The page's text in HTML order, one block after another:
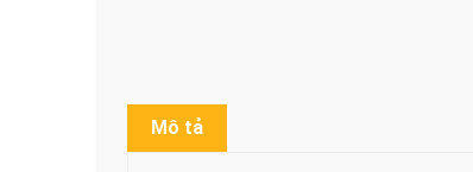
Mô tả